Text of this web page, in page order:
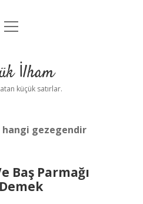
Uyarı
menüyü
İlham
küçük satırlar.
hangi gezegendir
Baş Parmağı